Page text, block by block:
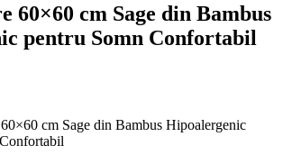
60×60 cm Sage din Bambus
pentru Somn Confortabil
cm Sage din Bambus Hipoalergenic